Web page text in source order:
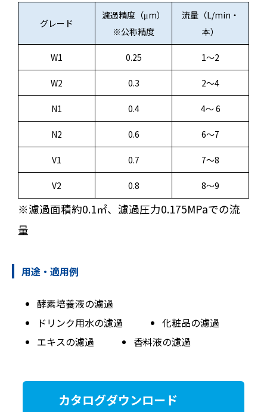
グレード
濾過精度（μm）
※公称精度
流量（L/min・
本）
W1 0.25 1～2
W2 0.3 2～4
N1 0.4 4～ 6
N2 0.6 6～7
V1 0.7 7～8
V2 0.8 8～9
※濾過面積約0.1㎡、濾過圧力0.175MPaでの流
量
用途・適用例
酵素培養液の濾過
ドリンク用水の濾過
化粧品の濾過
エキスの濾過
香料液の濾過
カタログダウンロード